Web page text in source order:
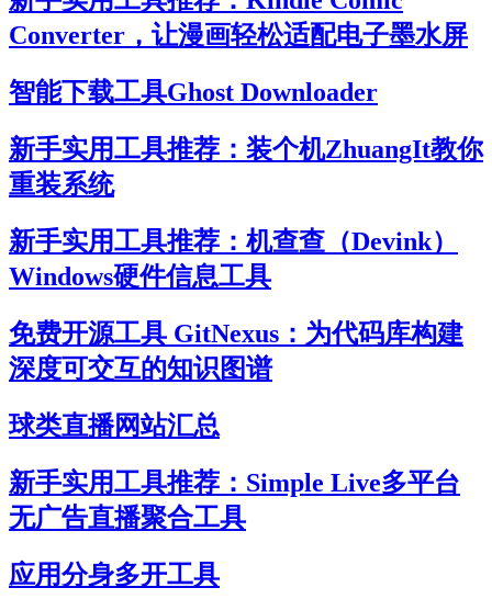
Converter，让漫画轻松适配电子墨水屏
智能下载工具Ghost Downloader
新手实用工具推荐：装个机ZhuangIt教你
重装系统
新手实用工具推荐：机查查（Devink）
Windows硬件信息工具
免费开源工具 GitNexus：为代码库构建
深度可交互的知识图谱
球类直播网站汇总
新手实用工具推荐：Simple Live多平台
无广告直播聚合工具
应用分身多开工具